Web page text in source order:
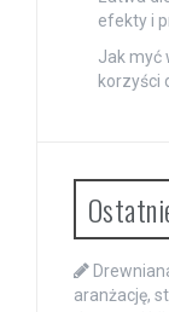
efekty i
Jak myć
korzyści
aranżację,